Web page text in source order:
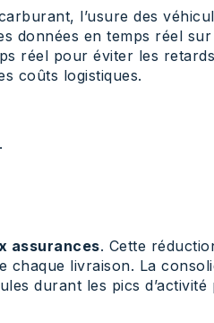
l’usure des
données en temps réel
réel pour éviter les
coûts logistiques.
assurances. Cette
chaque livraison. La
durant les pics d’activité